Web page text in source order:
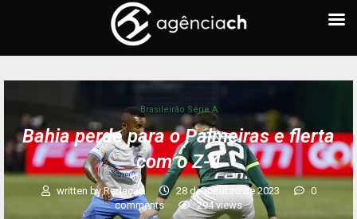
Brasileirão Série A
Bahia perde para o Palmeiras e flerta
com o Z-4
written byRedação 28 de outubro de 2023
0
comments
294views